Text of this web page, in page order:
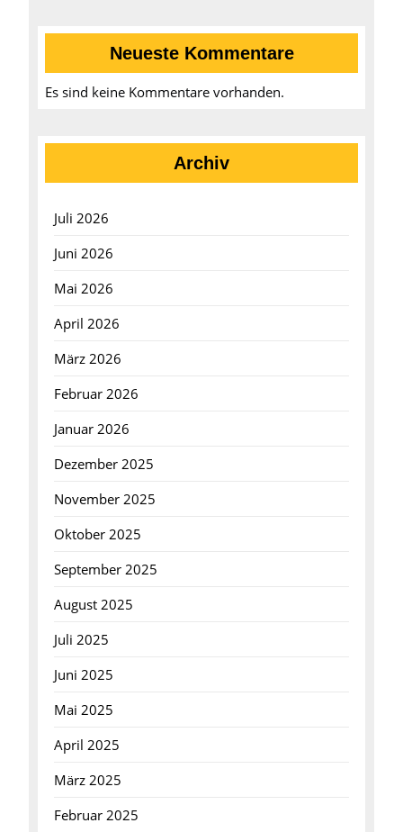
Neueste Kommentare
Es sind keine Kommentare vorhanden.
Archiv
Juli 2026
Juni 2026
Mai 2026
April 2026
März 2026
Februar 2026
Januar 2026
Dezember 2025
November 2025
Oktober 2025
September 2025
August 2025
Juli 2025
Juni 2025
Mai 2025
April 2025
März 2025
Februar 2025